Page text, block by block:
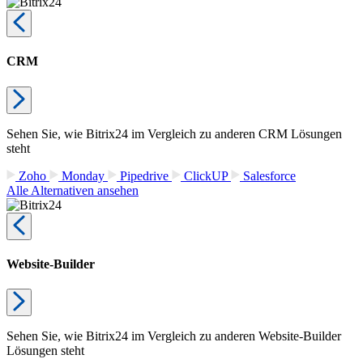
CRM
Sehen Sie, wie Bitrix24 im Vergleich zu anderen CRM Lösungen
steht
Zoho
Monday Pipedrive ClickUP
Salesforce
Alle Alternativen ansehen
Website-Builder
Sehen Sie, wie Bitrix24 im Vergleich zu anderen Website-Builder
Lösungen steht